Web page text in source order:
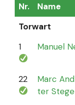
Nr. Name
Torwart
1
Manuel
22
Marc
ter